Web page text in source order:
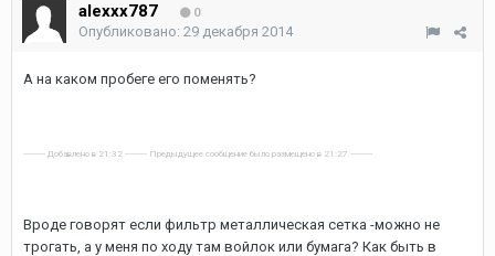
alexxx787 0
Опубликовано: 29 декабря 2014
А на каком пробеге его поменять?
---------- Добавлено в 21:32 ---------- Предыдущее сообщение было размещено в 21:27 ----------
Вроде говорят если фильтр металлическая сетка -можно не
трогать, а у меня по ходу там войлок или бумага? Как быть в